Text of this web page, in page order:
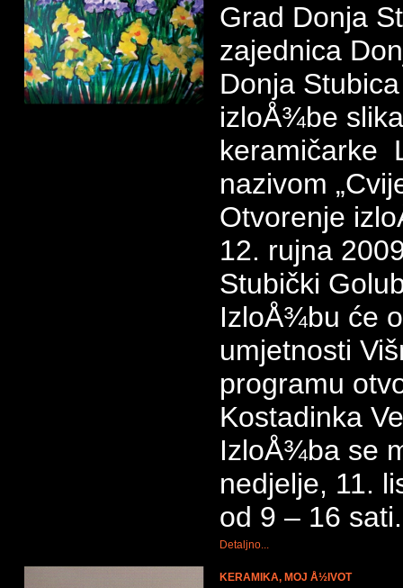
Grad Donja
zajednica
Donja
izloÅ¾be
keramičarke
nazivom
Otvorenje
12. rujna
Stubički
IzloÅ¾bu će
umjetnosti
programu
Kostadinka
IzloÅ¾ba se
nedjelje, 11.
od 9 – 16 sati.
Detaljno...
KERAMIKA, MOJ Å½IVOT